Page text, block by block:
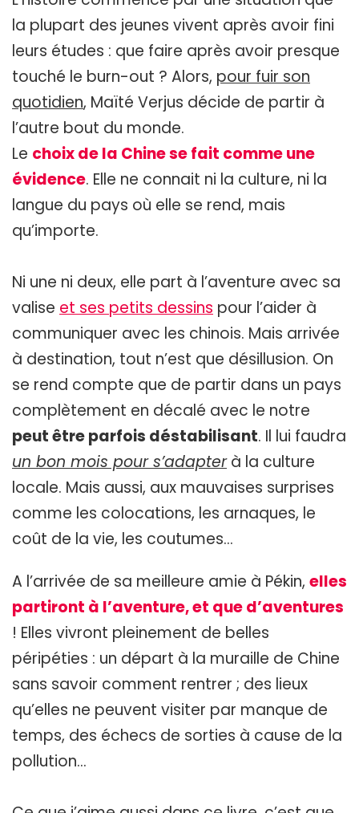
la plupart des jeunes vivent après avoir fini
leurs études : que faire après avoir presque
touché le burn-out ? Alors, pour fuir son
quotidien, Maïté Verjus décide de partir à
l’autre bout du monde.
Le choix de la Chine se fait comme une
évidence. Elle ne connait ni la culture, ni la
langue du pays où elle se rend, mais
qu’importe.
Ni une ni deux, elle part à l’aventure avec sa
valise et ses petits dessins pour l’aider à
communiquer avec les chinois. Mais arrivée
à destination, tout n’est que désillusion. On
se rend compte que de partir dans un pays
complètement en décalé avec le notre
peut être parfois déstabilisant. Il lui faudra
un bon mois pour s’adapterà la culture
locale. Mais aussi, aux mauvaises surprises
comme les colocations, les arnaques, le
coût de la vie, les coutumes…
A l’arrivée de sa meilleure amie à Pékin, elles
partiront à l’aventure, et que d’aventures
! Elles vivront pleinement de belles
péripéties : un départ à la muraille de Chine
sans savoir comment rentrer ; des lieux
qu’elles ne peuvent visiter par manque de
temps, des échecs de sorties à cause de la
pollution…